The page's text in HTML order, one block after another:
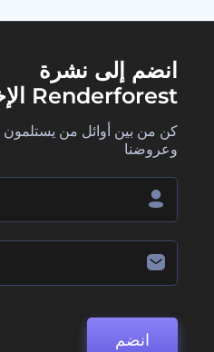
انضم إلى نشرة
Renderforest الإخبارية
كن من بين أوائل من يستلمون
وعروضنا
انضم